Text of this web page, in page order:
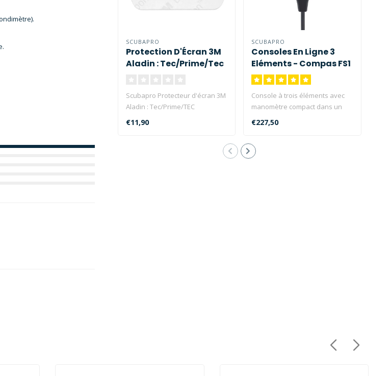
SCUBAPRO
Protection D'Écran 3M
Aladin : Tec/Prime/Tec
Scubapro Protecteur d'écran 3M
Aladin : Tec/Prime/TEC
€11,90
SCUBAPRO
Consoles En Ligne 3
Eléments - Compas FS1
Console à trois éléments avec
manomètre compact dans un
€227,50